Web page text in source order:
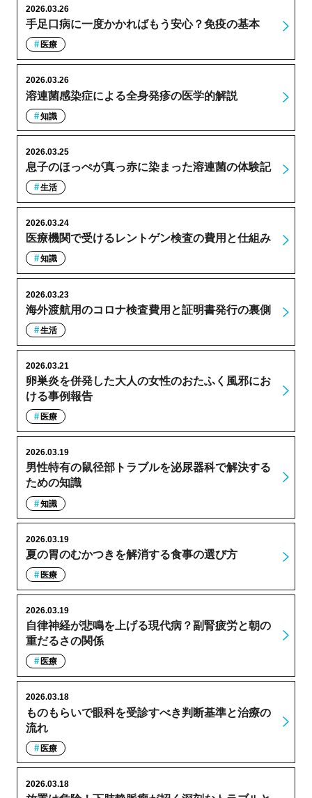
手足口病に一度かかればもう安心？免疫の基本
2026.03.26
医療
溶連菌感染症による全身発疹の医学的解説
2026.03.26
知識
息子のほっぺが真っ赤に染まった溶連菌の体験記
2026.03.25
生活
医療機関で受けるレントゲン検査の費用と仕組み
2026.03.24
知識
海外渡航用のコロナ検査費用と証明書発行の裏側
2026.03.23
生活
卵巣炎を併発した大人の女性のおたふく風邪にお
ける事例報告
2026.03.21
医療
男性特有の鼠径部トラブルを泌尿器科で解決する
ための知識
2026.03.19
知識
夏の胃のむかつきを解消する食事の選び方
2026.03.19
医療
自律神経が悲鳴を上げる現代病？副腎疲労と朝の
重だるさの関係
2026.03.19
医療
ものもらいで眼科を受診すべき判断基準と治療の
流れ
2026.03.18
医療
2026.03.18